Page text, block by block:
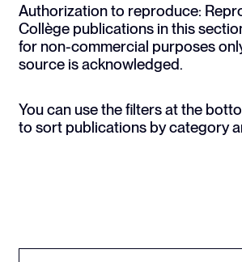
Authorization to reproduce:
Collège publications in this
for non-commercial purposes
source is acknowledged.
You can use the filters at the
to sort publications by category